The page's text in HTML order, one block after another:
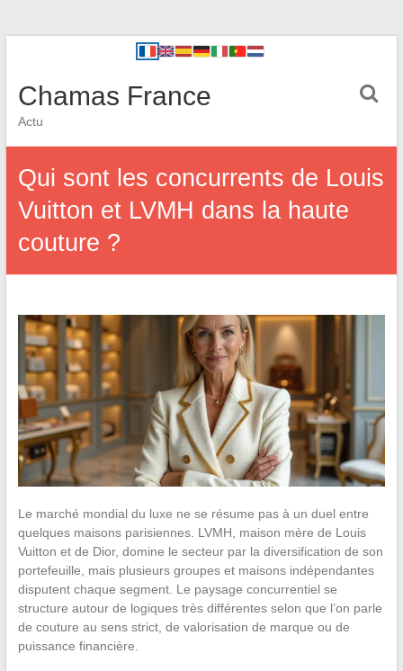
Chamas France
Actu
Qui sont les concurrents de Louis
Vuitton et LVMH dans la haute
couture ?
Le marché mondial du luxe ne se résume pas à un duel entre
quelques maisons parisiennes. LVMH, maison mère de Louis
Vuitton et de Dior, domine le secteur par la diversification de son
portefeuille, mais plusieurs groupes et maisons indépendantes
disputent chaque segment. Le paysage concurrentiel se
structure autour de logiques très différentes selon que l’on parle
de couture au sens strict, de valorisation de marque ou de
puissance financière.